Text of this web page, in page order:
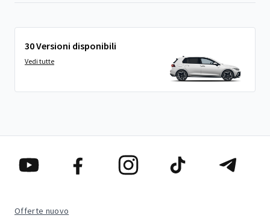
30 Versioni disponibili
Vedi tutte
Offerte nuovo